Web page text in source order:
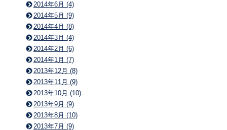
2014年6月 (4)
2014年5月 (9)
2014年4月 (8)
2014年3月 (4)
2014年2月 (6)
2014年1月 (7)
2013年12月 (8)
2013年11月 (9)
2013年10月 (10)
2013年9月 (9)
2013年8月 (10)
2013年7月 (9)